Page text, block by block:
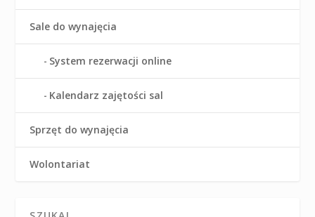
Sale do wynajęcia
System rezerwacji online
Kalendarz zajętości sal
Sprzęt do wynajęcia
Wolontariat